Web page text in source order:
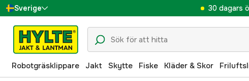
Sverige
Danmark
Suomi
Norge
30 dagars
Robotgräsklippare Jakt Skytte Fiske Kläder & Skor